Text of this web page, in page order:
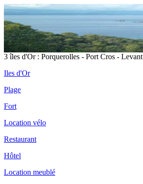
3 îles d'Or : Porquerolles - Port Cros - Levant
Iles d'Or
Plage
Fort
Location vélo
Restaurant
Hôtel
Location meublé